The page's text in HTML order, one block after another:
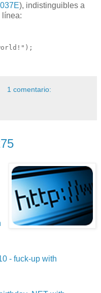
), indistinguibles a
línea:
1 comentario:
- fuck-up with